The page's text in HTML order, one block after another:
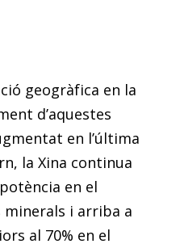
geogràfica en la
d’aquestes
en l’última
la Xina continua
en el
minerals i arriba a
al 70% en el